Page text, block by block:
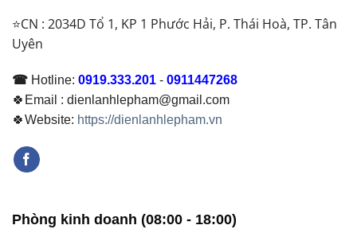
⭐CN : 2034D Tổ 1, KP 1 Phước Hải, P. Thái Hoà, TP. Tân
Uyên
☎ Hotline: 0919.333.201 - 0911447268
🍀Email : dienlanhlepham@gmail.com
🍀Website: https://dienlanhlepham.vn
Phòng kinh doanh (08:00 - 18:00)